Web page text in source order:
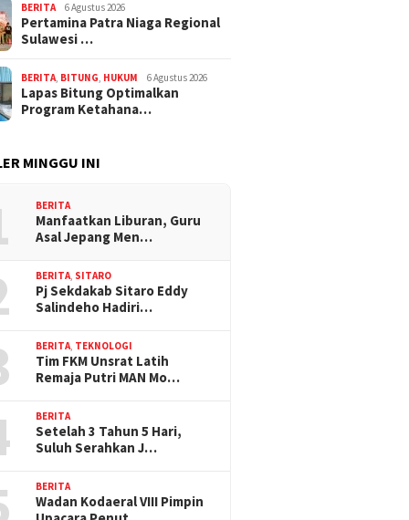
BERITA 6 Agustus 2026
Pertamina Patra Niaga Regional
Sulawesi …
BERITA, BITUNG, HUKUM 6 Agustus 2026
Lapas Bitung Optimalkan
Program Ketahana…
MINGGU INI
BERITA
Manfaatkan Liburan, Guru
Asal Jepang Men…
BERITA, SITARO
Pj Sekdakab Sitaro Eddy
Salindeho Hadiri…
BERITA, TEKNOLOGI
Tim FKM Unsrat Latih
Remaja Putri MAN Mo…
BERITA
Setelah 3 Tahun 5 Hari,
Suluh Serahkan J…
BERITA
Wadan Kodaeral VIII Pimpin